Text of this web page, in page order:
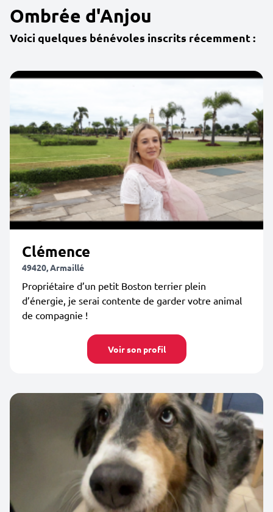
Ombrée d'Anjou
Voici quelques bénévoles inscrits récemment :
Clémence
49420, Armaillé
Propriétaire d’un petit Boston terrier plein
d’énergie, je serai contente de garder votre animal
de compagnie !
Voir son profil